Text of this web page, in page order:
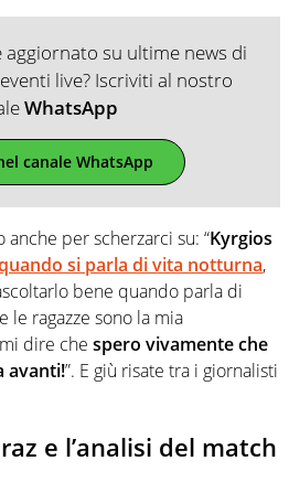
aggiornato su ultime news di
live? Iscriviti al nostro
WhatsApp
canale WhatsApp
per scherzarci su: “Kyrgios
si parla di vita notturna,
bene quando parla di
le ragazze sono la mia
dire che spero vivamente che
avanti!”. E giù risate tra i giornalisti
e l’analisi del match